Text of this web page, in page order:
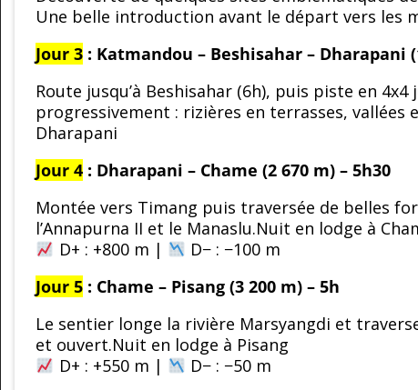
Une belle introduction avant le départ vers les
Jour 3 : Katmandou – Beshisahar – Dharapani
Route jusqu’à Beshisahar (6h), puis piste en
progressivement : rizières en terrasses, vallées
Dharapani
Jour 4 : Dharapani – Chame (2 670 m) – 5h30
Montée vers Timang puis traversée de belles
l’Annapurna II et le Manaslu.Nuit en lodge à
D+ : +800 m |
D− : −100 m
Jour 5 : Chame – Pisang (3 200 m) – 5h
Le sentier longe la rivière Marsyangdi et
et ouvert.Nuit en lodge à Pisang
D+ : +550 m |
D− : −50 m